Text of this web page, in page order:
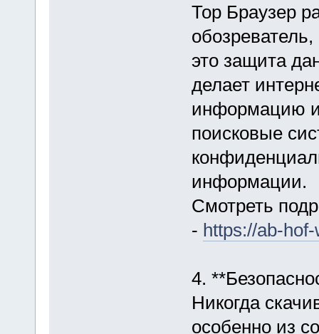
Тор Браузер
это защита
делает
информацию
поисковые
информации.
Смотреть
- https://ab-
4.
Никогда
особенно из